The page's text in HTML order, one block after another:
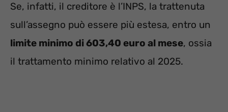
Se, infatti, il creditore è l’INPS, la trattenuta
sull’assegno può essere più estesa, entro un
limite minimo di 603,40 euro al mese, ossia
il trattamento minimo relativo al 2025.